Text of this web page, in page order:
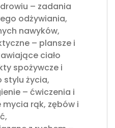
– zadania
odżywiania,
nawyków,
– plansze i
ciało
spożywcze i
stylu życia,
– ćwiczenia i
rąk, zębów i